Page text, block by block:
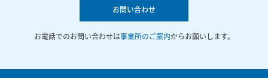
お問い合わせ
お電話でのお問い合わせは事業所のご案内からお願いします。